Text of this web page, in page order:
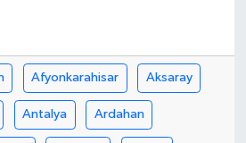
Afyonkarahisar Aksaray
Antalya Ardahan